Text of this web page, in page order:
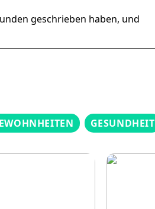
geschrieben haben, und
GESUNDHEIT